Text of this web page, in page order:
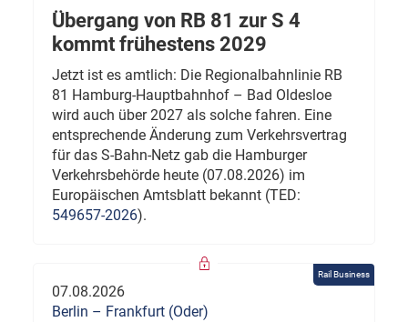
Übergang von RB 81 zur S 4
kommt frühestens 2029
Jetzt ist es amtlich: Die Regionalbahnlinie RB
81 Hamburg-Hauptbahnhof – Bad Oldesloe
wird auch über 2027 als solche fahren. Eine
entsprechende Änderung zum Verkehrsvertrag
für das S-Bahn-Netz gab die Hamburger
Verkehrsbehörde heute (07.08.2026) im
Europäischen Amtsblatt bekannt (TED:
549657-2026).
Rail Business
07.08.2026
Berlin – Frankfurt (Oder)